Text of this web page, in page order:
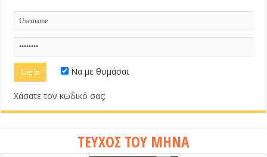
Να με θυμάσαι
Χάσατε τον κωδικό σας;
ΤΕΥΧΟΣ ΤΟΥ ΜΗΝΑ